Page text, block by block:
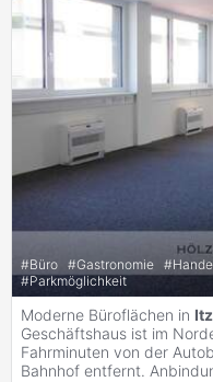
#Büro #Gastronomie #
#Parkmöglichkeit
Moderne Büroflächen in
Geschäftshaus ist im
Fahrminuten von der
Bahnhof entfernt.